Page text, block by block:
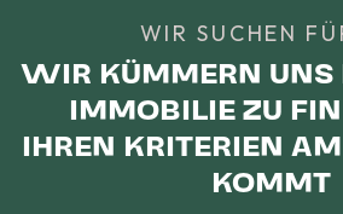
WIR SUCHEN
WIR KÜMMERN UNS
IMMOBILIE ZU
IHREN KRITERIEN
KOMMT